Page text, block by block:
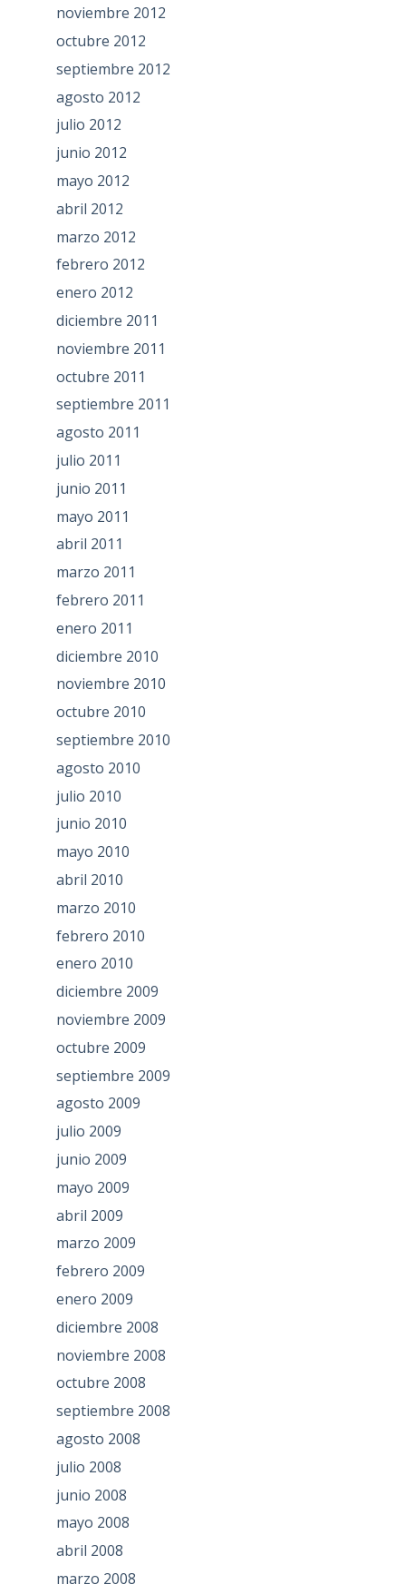
noviembre 2012
octubre 2012
septiembre 2012
agosto 2012
julio 2012
junio 2012
mayo 2012
abril 2012
marzo 2012
febrero 2012
enero 2012
diciembre 2011
noviembre 2011
octubre 2011
septiembre 2011
agosto 2011
julio 2011
junio 2011
mayo 2011
abril 2011
marzo 2011
febrero 2011
enero 2011
diciembre 2010
noviembre 2010
octubre 2010
septiembre 2010
agosto 2010
julio 2010
junio 2010
mayo 2010
abril 2010
marzo 2010
febrero 2010
enero 2010
diciembre 2009
noviembre 2009
octubre 2009
septiembre 2009
agosto 2009
julio 2009
junio 2009
mayo 2009
abril 2009
marzo 2009
febrero 2009
enero 2009
diciembre 2008
noviembre 2008
octubre 2008
septiembre 2008
agosto 2008
julio 2008
junio 2008
mayo 2008
abril 2008
marzo 2008